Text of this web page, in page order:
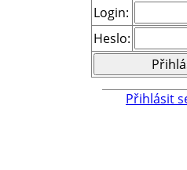
Login:
Heslo:
Přihlásit